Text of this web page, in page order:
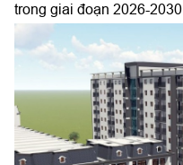
trong giai đoạn 2026-2030.